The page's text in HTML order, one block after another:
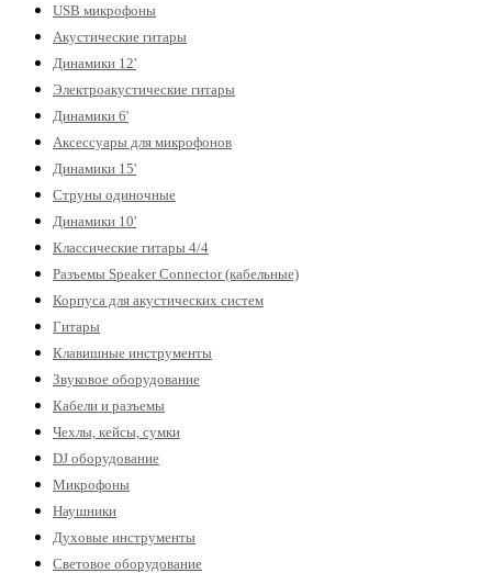
USB микрофоны
Акустические гитары
Динамики 12'
Электроакустические гитары
Динамики 6'
Аксессуары для микрофонов
Динамики 15'
Струны одиночные
Динамики 10'
Классические гитары 4/4
Разъемы Speaker Connector (кабельные)
Корпуса для акустических систем
Гитары
Клавишные инструменты
Звуковое оборудование
Кабели и разъемы
Чехлы, кейсы, сумки
DJ оборудование
Микрофоны
Наушники
Духовые инструменты
Световое оборудование